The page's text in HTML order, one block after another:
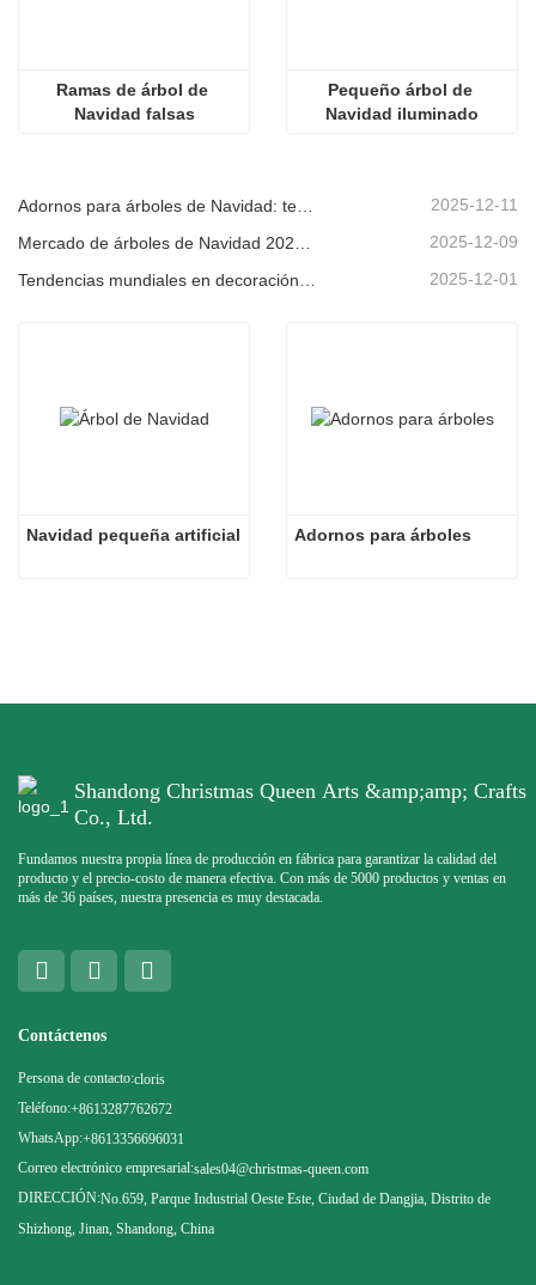
Ramas de árbol de
Navidad falsas
Pequeño árbol de
Navidad iluminado
2025-12-11
2025-12-09
Tendencias mundiales en decoración navideña y por qué Christmas Queen sigue liderando el mercado 2025-12-01
Navidad pequeña artificial Adornos para árboles
Shandong Christmas Queen Arts &amp;amp; Crafts
Co., Ltd.
Fundamos nuestra propia línea de producción en fábrica para garantizar la calidad del
producto y el precio-costo de manera efectiva. Con más de 5000 productos y ventas en
más de 36 países, nuestra presencia es muy destacada.
Contáctenos
Persona de contacto:cloris
Teléfono:+8613287762672
WhatsApp:+8613356696031
Correo electrónico empresarial:sales04@christmas-queen.com
DIRECCIÓN:No.659, Parque Industrial Oeste Este, Ciudad de Dangjia, Distrito de
Shizhong, Jinan, Shandong, China